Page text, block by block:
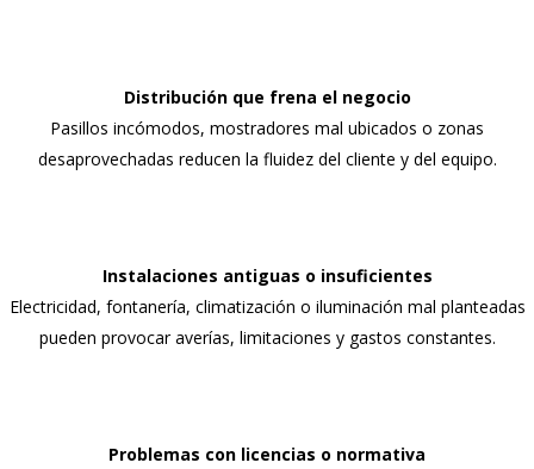
Distribución que frena el negocio
Pasillos incómodos, mostradores mal ubicados o zonas
desaprovechadas reducen la fluidez del cliente y del equipo.
Instalaciones antiguas o insuficientes
Electricidad, fontanería, climatización o iluminación mal planteadas
pueden provocar averías, limitaciones y gastos constantes.
Problemas con licencias o normativa